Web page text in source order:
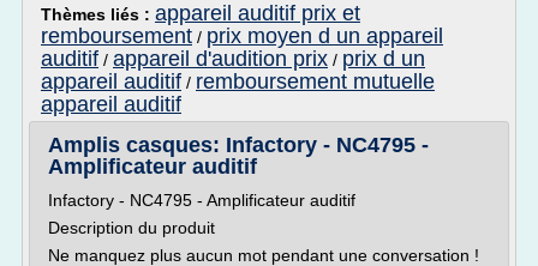
Thèmes liés : appareil auditif prix et
remboursement / prix moyen d un appareil
auditif / appareil d'audition prix / prix d un
appareil auditif / remboursement mutuelle
appareil auditif
Amplis casques: Infactory - NC4795 -
Amplificateur auditif
Infactory - NC4795 - Amplificateur auditif
Description du produit
Ne manquez plus aucun mot pendant une conversation !